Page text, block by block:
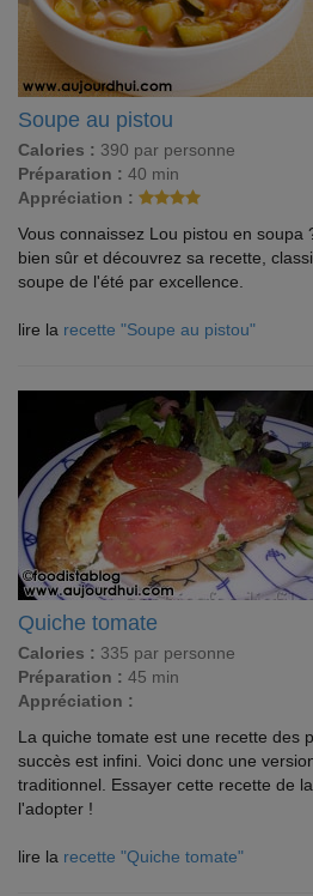
Soupe au pistou
Calories : 390 par personne
Préparation : 40 min
Appréciation :
Vous connaissez Lou pistou en soupa
bien sûr et découvrez sa recette,
soupe de l'été par excellence.
lire la recette "Soupe au pistou"
Quiche tomate
Calories : 335 par personne
Préparation : 45 min
Appréciation :
La quiche tomate est une recette des
succès est infini. Voici donc une
traditionnel. Essayer cette recette de
l'adopter !
lire la recette "Quiche tomate"